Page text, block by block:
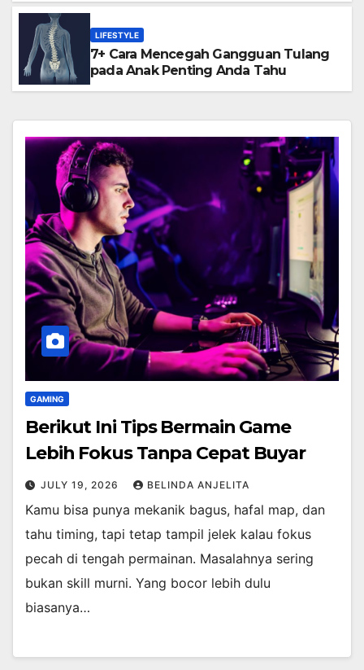
LIFESTYLE
7+ Cara Mencegah Gangguan Tulang
pada Anak Penting Anda Tahu
GAMING
Berikut Ini Tips Bermain Game
Lebih Fokus Tanpa Cepat Buyar
JULY 19, 2026 BELINDA ANJELITA
Kamu bisa punya mekanik bagus, hafal map, dan
tahu timing, tapi tetap tampil jelek kalau fokus
pecah di tengah permainan. Masalahnya sering
bukan skill murni. Yang bocor lebih dulu
biasanya…